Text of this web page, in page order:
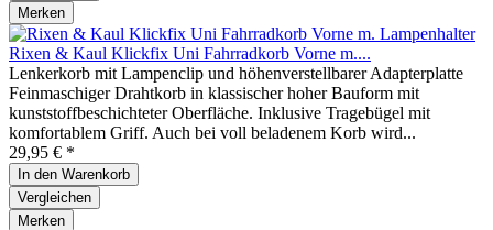
Merken
Rixen & Kaul Klickfix Uni Fahrradkorb Vorne m....
Lenkerkorb mit Lampenclip und höhenverstellbarer Adapterplatte
Feinmaschiger Drahtkorb in klassischer hoher Bauform mit
kunststoffbeschichteter Oberfläche. Inklusive Tragebügel mit
komfortablem Griff. Auch bei voll beladenem Korb wird...
29,95 € *
In den Warenkorb
Vergleichen
Merken